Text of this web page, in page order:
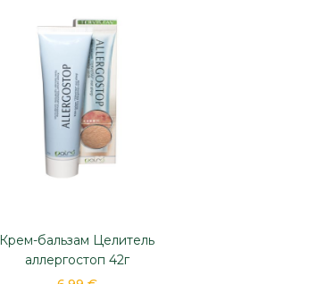
Крем-бальзам Целитель
аллергостоп 42г